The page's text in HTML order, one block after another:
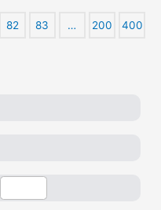
82 83 … 200 400